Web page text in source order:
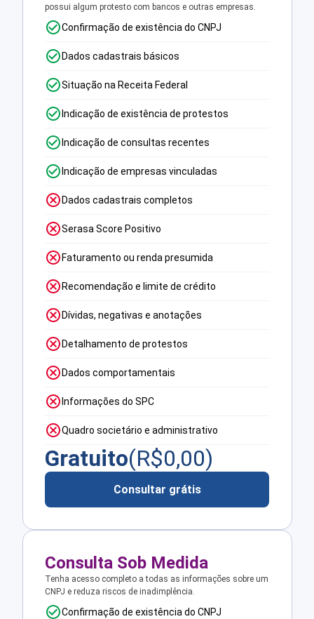
possui algum protesto com bancos e outras empresas.
Confirmação de existência do CNPJ
Dados cadastrais básicos
Situação na Receita Federal
Indicação de existência de protestos
Indicação de consultas recentes
Indicação de empresas vinculadas
Dados cadastrais completos
Serasa Score Positivo
Faturamento ou renda presumida
Recomendação e limite de crédito
Dívidas, negativas e anotações
Detalhamento de protestos
Dados comportamentais
Informações do SPC
Quadro societário e administrativo
Gratuito(R$0,00)
Consultar grátis
Consulta Sob Medida
Tenha acesso completo a todas as informações sobre um
CNPJ e reduza riscos de inadimplência.
Confirmação de existência do CNPJ